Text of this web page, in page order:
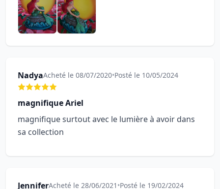
NadyaAcheté le 08/07/2020•Posté le 10/05/2024
magnifique Ariel
magnifique surtout avec le lumière à avoir dans
sa collection
JenniferAcheté le 28/06/2021 •Posté le 19/02/2024